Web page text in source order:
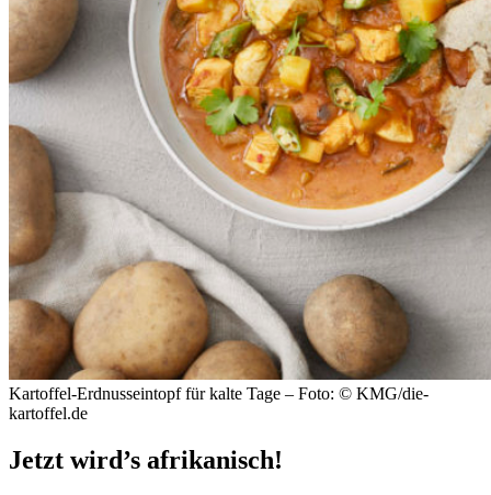
Kartoffel-Erdnusseintopf für kalte Tage – Foto: © KMG/die-
kartoffel.de
Jetzt wird’s afrikanisch!